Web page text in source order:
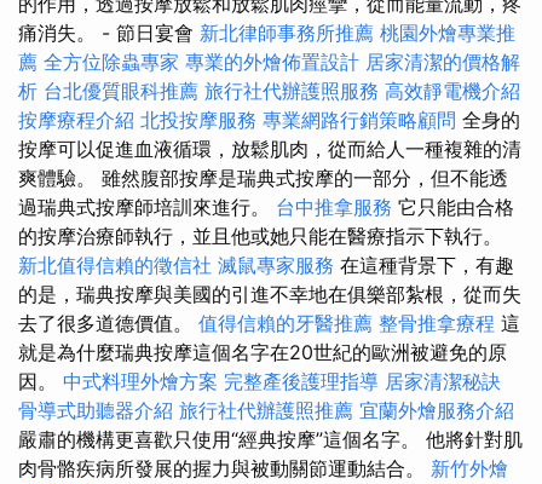
痛消失。 - 節日宴會 新北律師事務所推薦 桃園外燴專業推
薦 全方位除蟲專家 專業的外燴佈置設計 居家清潔的價格解
析 台北優質眼科推薦 旅行社代辦護照服務 高效靜電機介紹
按摩療程介紹 北投按摩服務 專業網路行銷策略顧問 全身的
按摩可以促進血液循環，放鬆肌肉，從而給人一種複雜的清
爽體驗。 雖然腹部按摩是瑞典式按摩的一部分，但不能透
過瑞典式按摩師培訓來進行。 台中推拿服務 它只能由合格
的按摩治療師執行，並且他或她只能在醫療指示下執行。
新北值得信賴的徵信社 滅鼠專家服務 在這種背景下，有趣
的是，瑞典按摩與美國的引進不幸地在俱樂部紮根，從而失
去了很多道德價值。 值得信賴的牙醫推薦 整骨推拿療程 這
就是為什麼瑞典按摩這個名字在20世紀的歐洲被避免的原
因。 中式料理外燴方案 完整產後護理指導 居家清潔秘訣
骨導式助聽器介紹 旅行社代辦護照推薦 宜蘭外燴服務介紹
嚴肅的機構更喜歡只使用“經典按摩”這個名字。 他將針對肌
肉骨骼疾病所發展的握力與被動關節運動結合。 新竹外燴